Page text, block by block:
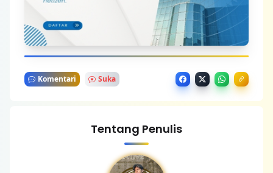
Komentari Suka
Tentang Penulis